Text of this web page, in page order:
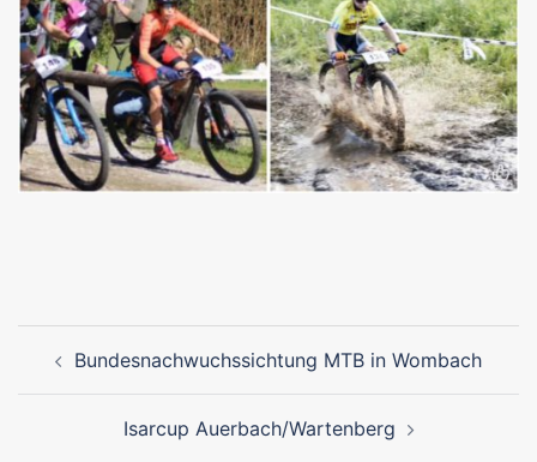
Bundesnachwuchssichtung MTB in Wombach
Isarcup Auerbach/Wartenberg